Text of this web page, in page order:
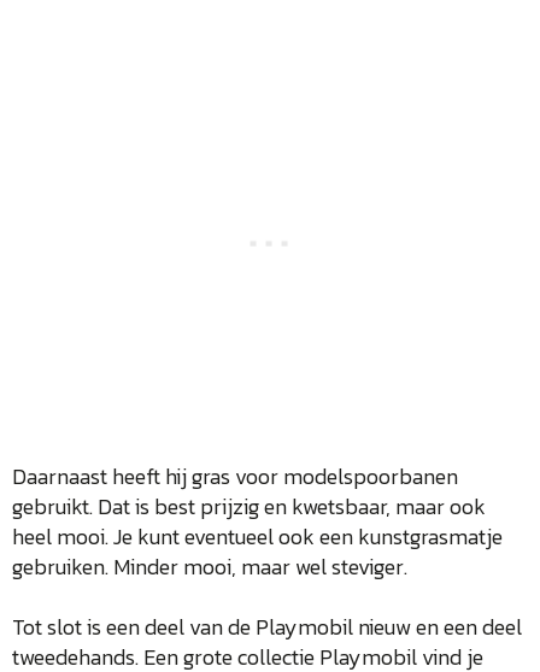
Daarnaast heeft hij gras voor modelspoorbanen
gebruikt. Dat is best prijzig en kwetsbaar, maar ook
heel mooi. Je kunt eventueel ook een kunstgrasmatje
gebruiken. Minder mooi, maar wel steviger.
Tot slot is een deel van de Playmobil nieuw en een deel
tweedehands. Een grote collectie Playmobil vind je